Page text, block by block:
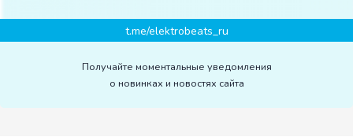
t.me/elektrobeats_ru
Получайте моментальные уведомления
о новинках и новостях сайта